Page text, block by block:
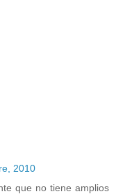
2010
que no tiene amplios